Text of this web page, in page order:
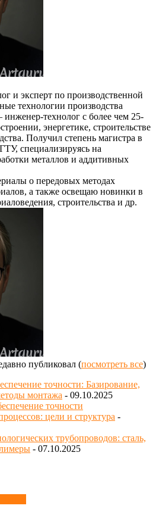
и эксперт по производственной
технологии производства
технолог с более чем 25-
энергетике, строительстве
Получил степень магистра в
специализируясь на
металлов и аддитивных
о передовых методах
а также освещаю новинки в
строительства и др.
публиковал (посмотреть все)
точности: Базирование,
монтажа - 09.10.2025
точности
цели и структура -
трубопроводов: сталь,
- 07.10.2025